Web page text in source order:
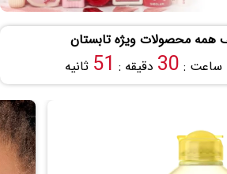
ساعت : 30 دقیقه : 50 ثانیه